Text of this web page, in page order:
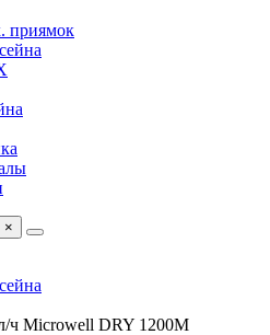
приямок
×
ч Microwell DRY 1200M